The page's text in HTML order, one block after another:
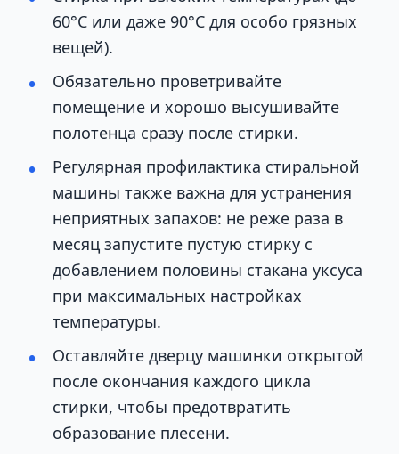
60°C или даже 90°C для особо грязных
вещей).
Обязательно проветривайте
помещение и хорошо высушивайте
полотенца сразу после стирки.
Регулярная профилактика стиральной
машины также важна для устранения
неприятных запахов: не реже раза в
месяц запустите пустую стирку с
добавлением половины стакана уксуса
при максимальных настройках
температуры.
Оставляйте дверцу машинки открытой
после окончания каждого цикла
стирки, чтобы предотвратить
образование плесени.